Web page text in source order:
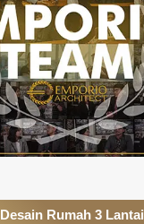
Desain Rumah 3 Lantai